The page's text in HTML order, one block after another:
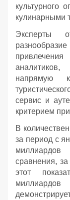
культурного
кулинарными
Эксперты
аналитиков,
напрямую
сервис и
критерием
В
за период с
сравнения,
этот